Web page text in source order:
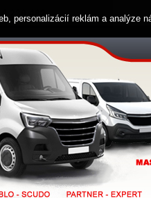
238 482
personalizácií reklám a